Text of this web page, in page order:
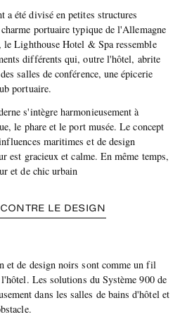
a été divisé en petites structures
portuaire typique de l'Allemagne
Lighthouse Hotel & Spa ressemble
différents qui, outre l'hôtel, abrite
salles de conférence, une épicerie
portuaire.
s'intègre harmonieusement à
le phare et le port musée. Le concept
maritimes et de design
est gracieux et calme. En même temps,
et de chic urbain
LE DESIGN
et de design noirs sont comme un fil
Les solutions du Système 900 de
dans les salles de bains d'hôtel et